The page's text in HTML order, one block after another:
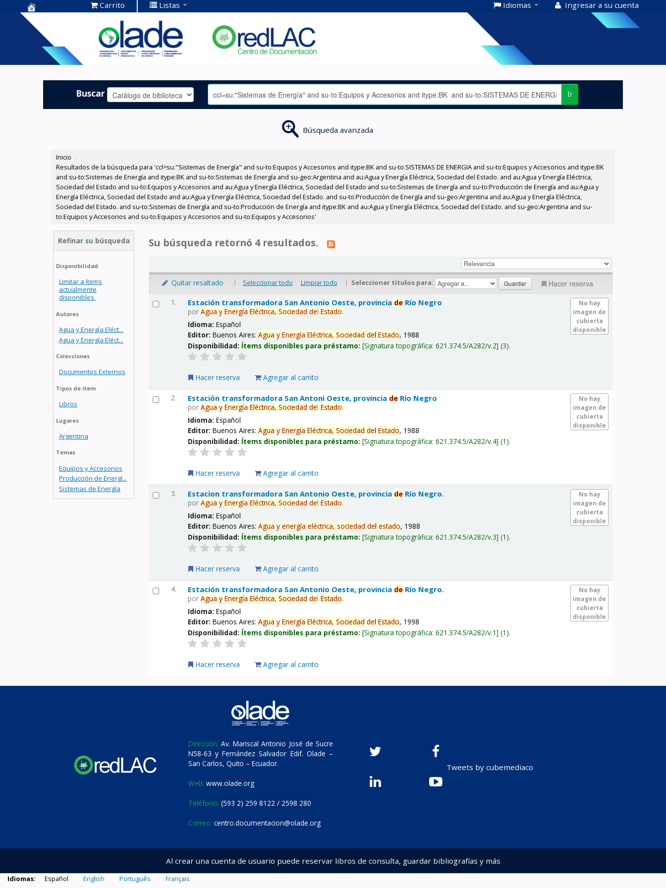
Centro de
Documentación
OLADE -
Carrito Listas Idiomas Ingresar a su cuenta
Buscar Ir
Búsqueda avanzada
Inicio ›
Resultados de la búsqueda para 'ccl=su:"Sistemas de Energía" and su-to:Equipos y Accesorios and itype:BK and su-to:SISTEMAS DE ENERGIA and su-to:Equipos y Accesorios and itype:BK
and su-to:Sistemas de Energía and itype:BK and su-to:Sistemas de Energía and su-geo:Argentina and au:Agua y Energía Eléctrica, Sociedad del Estado. and au:Agua y Energía Eléctrica,
Sociedad del Estado and su-to:Equipos y Accesorios and au:Agua y Energía Eléctrica, Sociedad del Estado and su-to:Sistemas de Energía and su-to:Producción de Energía and au:Agua y
Energía Eléctrica, Sociedad del Estado and au:Agua y Energía Eléctrica, Sociedad del Estado. and su-to:Producción de Energía and su-geo:Argentina and au:Agua y Energía Eléctrica,
Sociedad del Estado. and su-to:Sistemas de Energía and su-to:Producción de Energía and itype:BK and au:Agua y Energía Eléctrica, Sociedad del Estado. and su-geo:Argentina and su-
to:Equipos y Accesorios and su-to:Equipos y Accesorios and su-to:Equipos y Accesorios'
Refinar su búsqueda
Disponibilidad
Limitar a ítems
actualmente
disponibles.
Autores
Agua y Energía Eléct...
Agua y Energía Eléct...
Colecciones
Documentos Externos
Tipos de ítem
Libros
Lugares
Argentina
Temas
Equipos y Accesorios
Producción de Energí...
Sistemas de Energía
Su búsqueda retornó 4 resultados.
Quitar resaltado | Seleccionar todo Limpiar todo | Seleccionar títulos para: Hacer reserva
1.
No hay
imagen de
cubierta
disponible
Estación transformadora San Antonio Oeste, provincia de Río Negro
porAgua y Energía Eléctrica, Sociedad delEstado.
Idioma:Español
Editor:Buenos Aires:Agua y Energía Eléctrica, Sociedad delEstado, 1988
Disponibilidad: Ítems disponibles para préstamo: Signatura topográfica:621.374.5/A282/v.2 (3).
Hacer reserva Agregar al carrito
2.
No hay
imagen de
cubierta
disponible
Estación transformadora San Antoni Oeste, provincia de Río Negro
porAgua y Energía Eléctrica, Sociedad delEstado.
Idioma:Español
Editor:Buenos Aires:Agua y Energía Eléctrica, Sociedad delEstado, 1988
Disponibilidad: Ítems disponibles para préstamo: Signatura topográfica:621.374.5/A282/v.4 (1).
Hacer reserva Agregar al carrito
3.
No hay
imagen de
cubierta
disponible
Estacion transformadora San Antonio Oeste, provincia de Río Negro.
porAgua y Energía Eléctrica, Sociedad delEstado.
Idioma:Español
Editor:Buenos Aires:Agua y energía eléctrica, sociedad delestado, 1988
Disponibilidad: Ítems disponibles para préstamo: Signatura topográfica:621.374.5/A282/v.3 (1).
Hacer reserva Agregar al carrito
4.
No hay
imagen de
cubierta
disponible
Estación transformadora San Antonio Oeste, provincia de Río Negro.
porAgua y Energía Eléctrica, Sociedad delEstado.
Idioma:Español
Editor:Buenos Aires:Agua y Energía Eléctrica, Sociedad delEstado, 1998
Disponibilidad: Ítems disponibles para préstamo: Signatura topográfica:621.374.5/A282/v.1 (1).
Hacer reserva Agregar al carrito
Dirección: Av. Mariscal Antonio José de Sucre
N58-63 y Fernández Salvador Edif. Olade –
San Carlos, Quito – Ecuador.
Web: www.olade.org
Teléfono: (593 2) 259 8122 / 2598 280
Correo: centro.documentacion@olade.org
Tweets by cubemediaco
Al crear una cuenta de usuario puede reservar libros de consulta, guardar bibliografías y más
Idiomas: Español English Português Français